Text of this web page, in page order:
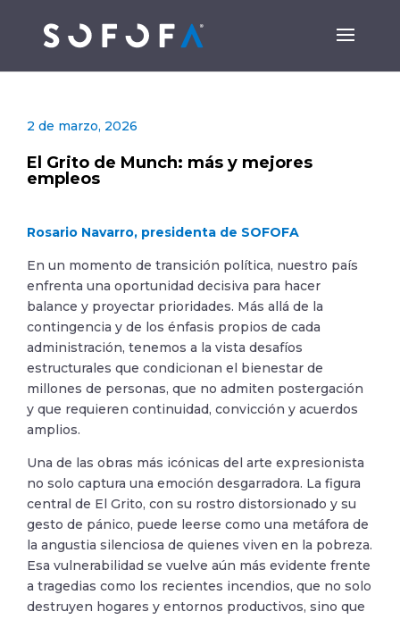
2 de marzo, 2026
El Grito de Munch: más y mejores
empleos
Rosario Navarro, presidenta de SOFOFA
En un momento de transición política, nuestro país
enfrenta una oportunidad decisiva para hacer
balance y proyectar prioridades. Más allá de la
contingencia y de los énfasis propios de cada
administración, tenemos a la vista desafíos
estructurales que condicionan el bienestar de
millones de personas, que no admiten postergación
y que requieren continuidad, convicción y acuerdos
amplios.
Una de las obras más icónicas del arte expresionista
no solo captura una emoción desgarradora. La figura
central de El Grito, con su rostro distorsionado y su
gesto de pánico, puede leerse como una metáfora de
la angustia silenciosa de quienes viven en la pobreza.
Esa vulnerabilidad se vuelve aún más evidente frente
a tragedias como los recientes incendios, que no solo
destruyen hogares y entornos productivos, sino que